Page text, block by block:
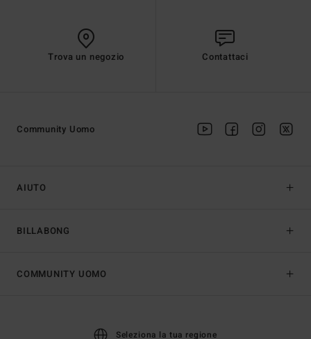
Trova un negozio Contattaci
AIUTO
BILLABONG
Community Uomo
COMMUNITY UOMO
Seleziona la tua regione